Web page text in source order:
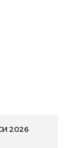
2026